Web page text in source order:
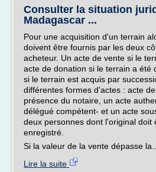
Consulter la situation
Madagascar ...
Pour une acquisition d'un terrain
doivent être fournis par les deux
acheteur. Un acte de vente si le
acte de donation si le terrain a été
si le terrain est acquis par
différentes formes d'actes : acte
présence du notaire, un acte
délégué compétent- et un acte
deux personnes dont l'original doit
enregistré.
Si la valeur de la vente dépasse la...
Lire la suite